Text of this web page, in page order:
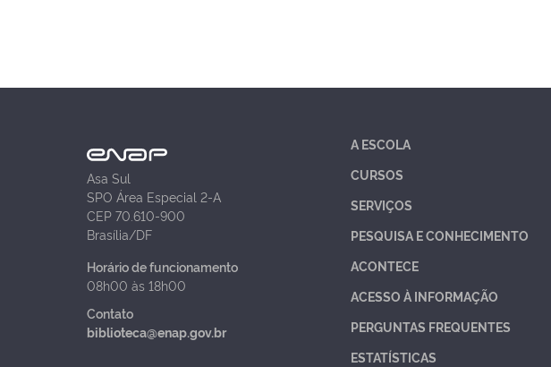
Asa Sul
SPO Área Especial 2-A
CEP 70.610-900
Brasília/DF
Horário de funcionamento
08h00 às 18h00
Contato
biblioteca@enap.gov.br
A ESCOLA
CURSOS
SERVIÇOS
PESQUISA E CONHECIMENTO
ACONTECE
ACESSO À INFORMAÇÃO
PERGUNTAS FREQUENTES
ESTATÍSTICAS